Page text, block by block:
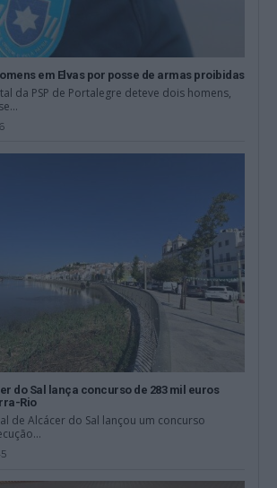
em Elvas por posse de armas proibidas
da PSP de Portalegre deteve dois homens,
do Sal lança concurso de 283 mil euros
Rio
de Alcácer do Sal lançou um concurso